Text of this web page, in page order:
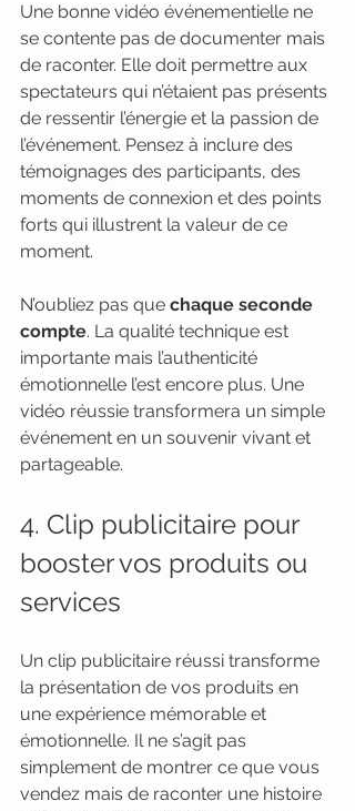
Une bonne vidéo événementielle ne
se contente pas de documenter mais
de raconter. Elle doit permettre aux
spectateurs qui n’étaient pas présents
de ressentir l’énergie et la passion de
l’événement. Pensez à inclure des
témoignages des participants, des
moments de connexion et des points
forts qui illustrent la valeur de ce
moment.
N’oubliez pas que chaque seconde
compte. La qualité technique est
importante mais l’authenticité
émotionnelle l’est encore plus. Une
vidéo réussie transformera un simple
événement en un souvenir vivant et
partageable.
4. Clip publicitaire pour
booster vos produits ou
services
Un clip publicitaire réussi transforme
la présentation de vos produits en
une expérience mémorable et
émotionnelle. Il ne s’agit pas
simplement de montrer ce que vous
vendez mais de raconter une histoire